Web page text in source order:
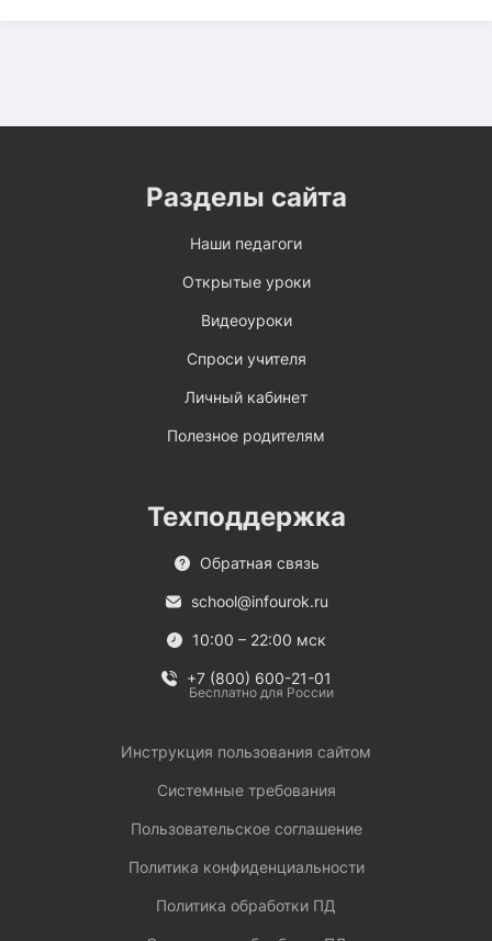
Разделы сайта
Наши педагоги
Открытые уроки
Видеоуроки
Спроси учителя
Личный кабинет
Полезное родителям
Техподдержка
Обратная связь
school@infourok.ru
10:00 – 22:00 мск
+7 (800) 600-21-01
Бесплатно для России
Инструкция пользования сайтом
Системные требования
Пользовательское соглашение
Политика конфиденциальности
Политика обработки ПД